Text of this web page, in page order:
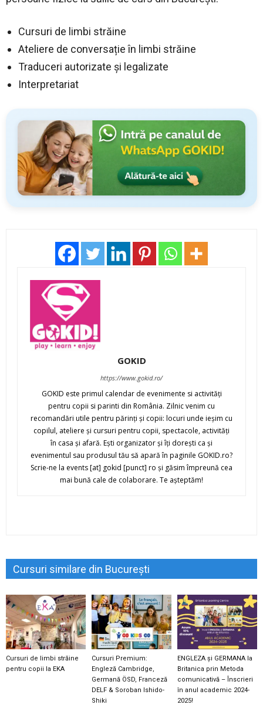
Cursuri de limbi străine
Ateliere de conversație în limbi străine
Traduceri autorizate şi legalizate
Interpretariat
GOKID
https://www.gokid.ro/
GOKID este primul calendar de evenimente si activităţi
pentru copii si parinti din România. Zilnic venim cu
recomandări utile pentru părinţi şi copii: locuri unde ieşim cu
copilul, ateliere şi cursuri pentru copii, spectacole, activităţi
în casa şi afară. Eşti organizator şi îţi doreşti ca şi
evenimentul sau produsul tău să apară în paginile GOKID.ro?
Scrie-ne la events [at] gokid [punct] ro şi găsim împreună cea
mai bună cale de colaborare. Te aşteptăm!
Cursuri similare din București
Cursuri de limbi străine
pentru copii la EKA
Cursuri Premium:
Engleză Cambridge,
Germană ÖSD, Franceză
DELF & Soroban Ishido-
Shiki
ENGLEZA și GERMANA la
Britanica prin Metoda
comunicativă – Înscrieri
în anul academic 2024-
2025!